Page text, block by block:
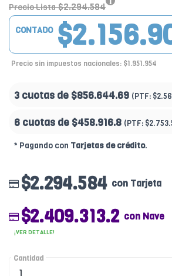
Precio Lista $2.294.584
CONTADO
Precio sin impuestos nacionales: $1.951.954
3 cuotas de $856.644.69 (PTF:
6 cuotas de $458.916.8 (PTF:
* Pagando con Tarjetas de crédito.
$2.294.584 con Tarjeta
$2.409.313.2 con Nave
¡VER DETALLE!
Cantidad